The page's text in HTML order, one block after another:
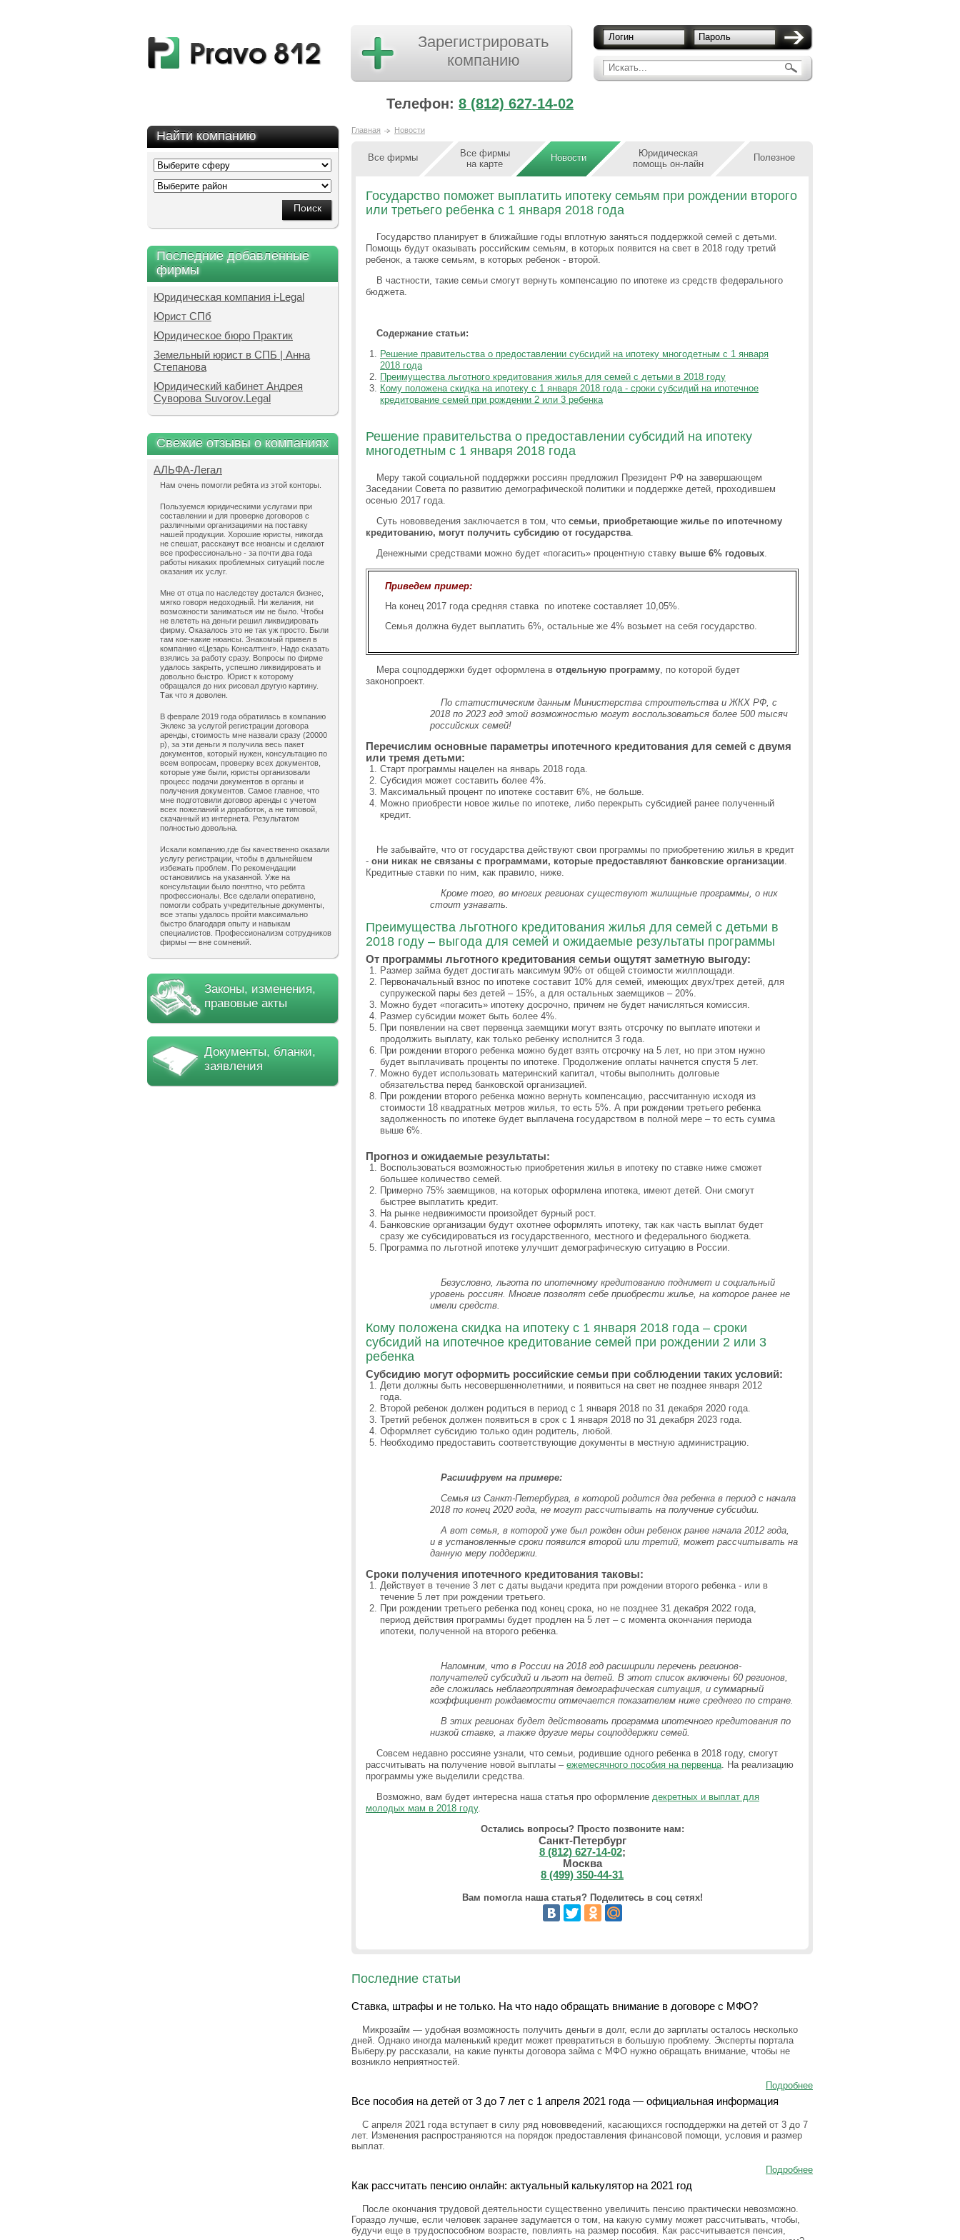
Искать...
Логин Пароль
Зарегистрировать
компанию
Телефон: 8 (812) 627-14-02
Найти компанию
Последние добавленные
фирмы
Юридическая компания i-Legal
Юрист СПб
Юридическое бюро Практик
Земельный юрист в СПБ | Анна
Степанова
Юридический кабинет Андрея
Суворова Suvorov.Legal
Свежие отзывы о компаниях
АЛЬФА-Легал
Нам очень помогли ребята из этой конторы.
Пользуемся юридическими услугами при
составлении и для проверке договоров с
различными организациями на поставку
нашей продукции. Хорошие юристы, никогда
не спешат, расскажут все нюансы и сделают
все профессионально - за почти два года
работы никаких проблемных ситуаций после
оказания их услуг.
Мне от отца по наследству достался бизнес,
мягко говоря недоходный. Ни желания, ни
возможности заниматься им не было. Чтобы
не влететь на деньги решил ликвидировать
фирму. Оказалось это не так уж просто. Были
там кое-какие нюансы. Знакомый привел в
компанию «Цезарь Консалтинг». Надо сказать
взялись за работу сразу. Вопросы по фирме
удалось закрыть, успешно ликвидировать и
довольно быстро. Юрист к которому
обращался до них рисовал другую картину.
Так что я доволен.
В феврале 2019 года обратилась в компанию
Эклекс за услугой регистрации договора
аренды, стоимость мне назвали сразу (20000
р), за эти деньги я получила весь пакет
документов, который нужен, консультацию по
всем вопросам, проверку всех документов,
которые уже были, юристы организовали
процесс подачи документов в органы и
получения документов. Самое главное, что
мне подготовили договор аренды с учетом
всех пожеланий и доработок, а не типовой,
скачанный из интернета. Результатом
полностью довольна.
Искали компанию,где бы качественно оказали
услугу регистрации, чтобы в дальнейшем
избежать проблем. По рекомендации
остановились на указанной. Уже на
консультации было понятно, что ребята
профессионалы. Все сделали оперативно,
помогли собрать учредительные документы,
все этапы удалось пройти максимально
быстро благодаря опыту и навыкам
специалистов. Профессионализм сотрудников
фирмы — вне сомнений.
Законы, изменения,
правовые акты
Документы, бланки,
заявления
Главная Новости
Все фирмы
Все фирмы
на карте
Новости
Юридическая
помощь он-лайн
Полезное
Государство поможет выплатить ипотеку семьям при рождении второго
или третьего ребенка с 1 января 2018 года
Государство планирует в ближайшие годы вплотную заняться поддержкой семей с детьми.
Помощь будут оказывать российским семьям, в которых появится на свет в 2018 году третий
ребенок, а также семьям, в которых ребенок - второй.
В частности, такие семьи смогут вернуть компенсацию по ипотеке из средств федерального
бюджета.
Содержание статьи:
Решение правительства о предоставлении субсидий на ипотеку многодетным с 1 января
2018 года
Преимущества льготного кредитования жилья для семей с детьми в 2018 году
Кому положена скидка на ипотеку с 1 января 2018 года - сроки субсидий на ипотечное
кредитование семей при рождении 2 или 3 ребенка
Решение правительства о предоставлении субсидий на ипотеку
многодетным с 1 января 2018 года
Меру такой социальной поддержки россиян предложил Президент РФ на завершающем
Заседании Совета по развитию демографической политики и поддержке детей, проходившем
осенью 2017 года.
Суть нововведения заключается в том, что семьи, приобретающие жилье по ипотечному
кредитованию, могут получить субсидию от государства.
Денежными средствами можно будет «погасить» процентную ставку выше 6% годовых.
Приведем пример:
На конец 2017 года средняя ставка по ипотеке составляет 10,05%.
Семья должна будет выплатить 6%, остальные же 4% возьмет на себя государство.
Мера соцподдержки будет оформлена в отдельную программу, по которой будет
законопроект.
По статистическим данным Министерства строительства и ЖКХ РФ, с
2018 по 2023 год этой возможностью могут воспользоваться более 500 тысяч
российских семей!
Перечислим основные параметры ипотечного кредитования для семей с двумя
или тремя детьми:
Старт программы нацелен на январь 2018 года.
Субсидия может составить более 4%.
Максимальный процент по ипотеке составит 6%, не больше.
Можно приобрести новое жилье по ипотеке, либо перекрыть субсидией ранее полученный
кредит.
Не забывайте, что от государства действуют свои программы по приобретению жилья в кредит
- они никак не связаны с программами, которые предоставляют банковские организации
Кредитные ставки по ним, как правило, ниже.
Кроме того, во многих регионах существуют жилищные программы, о них
стоит узнавать.
Преимущества льготного кредитования жилья для семей с детьми в
2018 году – выгода для семей и ожидаемые результаты программы
От программы льготного кредитования семьи ощутят заметную выгоду:
Размер займа будет достигать максимум 90% от общей стоимости жилплощади.
Первоначальный взнос по ипотеке составит 10% для семей, имеющих двух/трех детей, для
супружеской пары без детей – 15%, а для остальных заемщиков – 20%.
Можно будет «погасить» ипотеку досрочно, причем не будет начисляться комиссия.
Размер субсидии может быть более 4%.
При появлении на свет первенца заемщики могут взять отсрочку по выплате ипотеки и
продолжить выплату, как только ребенку исполнится 3 года.
При рождении второго ребенка можно будет взять отсрочку на 5 лет, но при этом нужно
будет выплачивать проценты по ипотеке. Продолжение оплаты начнется спустя 5 лет.
Можно будет использовать материнский капитал, чтобы выполнить долговые
обязательства перед банковской организацией.
При рождении второго ребенка можно вернуть компенсацию, рассчитанную исходя из
стоимости 18 квадратных метров жилья, то есть 5%. А при рождении третьего ребенка
задолженность по ипотеке будет выплачена государством в полной мере – то есть сумма
выше 6%.
Прогноз и ожидаемые результаты:
Воспользоваться возможностью приобретения жилья в ипотеку по ставке ниже сможет
большее количество семей.
Примерно 75% заемщиков, на которых оформлена ипотека, имеют детей. Они смогут
быстрее выплатить кредит.
На рынке недвижимости произойдет бурный рост.
Банковские организации будут охотнее оформлять ипотеку, так как часть выплат будет
сразу же субсидироваться из государственного, местного и федерального бюджета.
Программа по льготной ипотеке улучшит демографическую ситуацию в России.
Безусловно, льгота по ипотечному кредитованию поднимет и социальный
уровень россиян. Многие позволят себе приобрести жилье, на которое ранее не
имели средств.
Кому положена скидка на ипотеку с 1 января 2018 года – сроки
субсидий на ипотечное кредитование семей при рождении 2 или 3
ребенка
Субсидию могут оформить российские семьи при соблюдении таких условий:
Дети должны быть несовершеннолетними, и появиться на свет не позднее января 2012
года.
Второй ребенок должен родиться в период с 1 января 2018 по 31 декабря 2020 года.
Третий ребенок должен появиться в срок с 1 января 2018 по 31 декабря 2023 года.
Оформляет субсидию только один родитель, любой.
Необходимо предоставить соответствующие документы в местную администрацию.
Расшифруем на примере:
Семья из Санкт-Петербурга, в которой родится два ребенка в период с начала
2018 по конец 2020 года, не могут рассчитывать на получение субсидии.
А вот семья, в которой уже был рожден один ребенок ранее начала 2012 года,
и в установленные сроки появился второй или третий, может рассчитывать на
данную меру поддержки.
Сроки получения ипотечного кредитования таковы:
Действует в течение 3 лет с даты выдачи кредита при рождении второго ребенка - или в
течение 5 лет при рождении третьего.
При рождении третьего ребенка под конец срока, но не позднее 31 декабря 2022 года,
период действия программы будет продлен на 5 лет – с момента окончания периода
ипотеки, полученной на второго ребенка.
Напомним, что в России на 2018 год расширили перечень регионов-
получателей субсидий и льгот на детей. В этот список включены 60 регионов,
где сложилась неблагоприятная демографическая ситуация, и суммарный
коэффициент рождаемости отмечается показателем ниже среднего по стране.
В этих регионах будет действовать программа ипотечного кредитования по
низкой ставке, а также другие меры соцподдержки семей.
Совсем недавно россияне узнали, что семьи, родившие одного ребенка в 2018 году, смогут
рассчитывать на получение новой выплаты – ежемесячного пособия на первенца . На реализацию
программы уже выделили средства.
Возможно, вам будет интересна наша статья про оформление декретных и выплат для
молодых мам в 2018 году.
Остались вопросы? Просто позвоните нам:
Санкт-Петербург
8 (812) 627-14-02;
Москва
8 (499) 350-44-31
Вам помогла наша статья? Поделитесь в соц сетях!
Последние статьи
Ставка, штрафы и не только. На что надо обращать внимание в договоре с МФО?
Микрозайм — удобная возможность получить деньги в долг, если до зарплаты осталось несколько
дней. Однако иногда маленький кредит может превратиться в большую проблему. Эксперты портала
Выберу.ру рассказали, на какие пункты договора займа с МФО нужно обращать внимание, чтобы не
возникло неприятностей.
Подробнее
Все пособия на детей от 3 до 7 лет с 1 апреля 2021 года — официальная информация
С апреля 2021 года вступает в силу ряд нововведений, касающихся господдержки на детей от 3 до 7
лет. Изменения распространяются на порядок предоставления финансовой помощи, условия и размер
выплат.
Подробнее
Как рассчитать пенсию онлайн: актуальный калькулятор на 2021 год
После окончания трудовой деятельности существенно увеличить пенсию практически невозможно.
Гораздо лучше, если человек заранее задумается о том, на какую сумму может рассчитывать, чтобы,
будучи еще в трудоспособном возрасте, повлиять на размер пособия. Как рассчитывается пенсия,